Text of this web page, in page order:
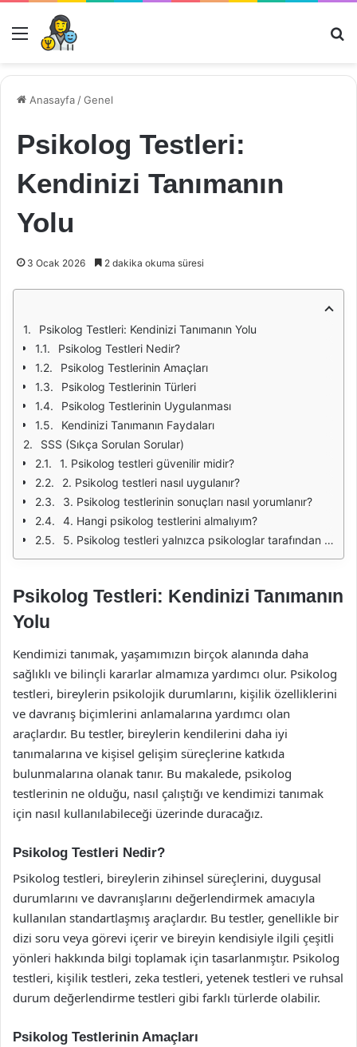
Menü
Anasayfa /Genel
Psikolog Testleri:
Kendinizi Tanımanın
Yolu
3 Ocak 2026 2 dakika okuma süresi
Psikolog Testleri: Kendinizi Tanımanın Yolu
Psikolog Testleri Nedir?
Psikolog Testlerinin Amaçları
Psikolog Testlerinin Türleri
Psikolog Testlerinin Uygulanması
Kendinizi Tanımanın Faydaları
SSS (Sıkça Sorulan Sorular)
1. Psikolog testleri güvenilir midir?
2. Psikolog testleri nasıl uygulanır?
3. Psikolog testlerinin sonuçları nasıl yorumlanır?
4. Hangi psikolog testlerini almalıyım?
5. Psikolog testleri yalnızca psikologlar tarafından mı uygulanır?
Psikolog Testleri: Kendinizi Tanımanın
Yolu
Kendimizi tanımak, yaşamımızın birçok alanında daha
sağlıklı ve bilinçli kararlar almamıza yardımcı olur. Psikolog
testleri, bireylerin psikolojik durumlarını, kişilik özelliklerini
ve davranış biçimlerini anlamalarına yardımcı olan
araçlardır. Bu testler, bireylerin kendilerini daha iyi
tanımalarına ve kişisel gelişim süreçlerine katkıda
bulunmalarına olanak tanır. Bu makalede, psikolog
testlerinin ne olduğu, nasıl çalıştığı ve kendimizi tanımak
için nasıl kullanılabileceği üzerinde duracağız.
Psikolog Testleri Nedir?
Psikolog testleri, bireylerin zihinsel süreçlerini, duygusal
durumlarını ve davranışlarını değerlendirmek amacıyla
kullanılan standartlaşmış araçlardır. Bu testler, genellikle bir
dizi soru veya görevi içerir ve bireyin kendisiyle ilgili çeşitli
yönleri hakkında bilgi toplamak için tasarlanmıştır. Psikolog
testleri, kişilik testleri, zeka testleri, yetenek testleri ve ruhsal
durum değerlendirme testleri gibi farklı türlerde olabilir.
Psikolog Testlerinin Amaçları